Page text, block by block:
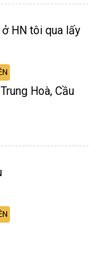
HN tôi qua lấy
Hoà, Cầu